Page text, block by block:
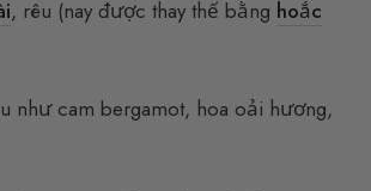
, rêu (nay được thay thế bằng hoắc
như cam bergamot, hoa oải hương,